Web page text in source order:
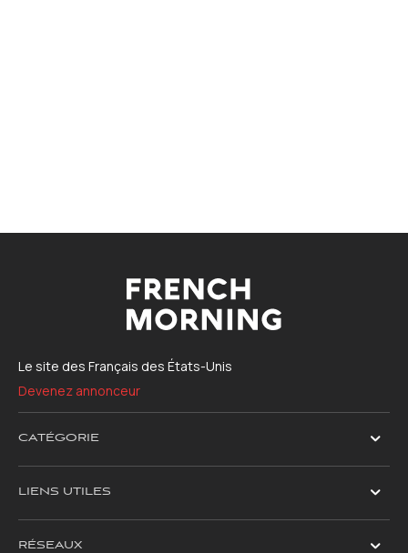
Le site des Français des États-Unis
Devenez annonceur
CATÉGORIE
LIENS UTILES
RÉSEAUX